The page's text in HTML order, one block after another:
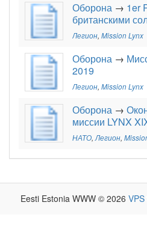
Оборона → 1er
британскими
Легион, Mission Lynx
Оборона →
2019
Легион, Mission Lynx
Оборона →
миссии LYNX
НАТО,Легион,
Eesti Estonia WWW © 2026